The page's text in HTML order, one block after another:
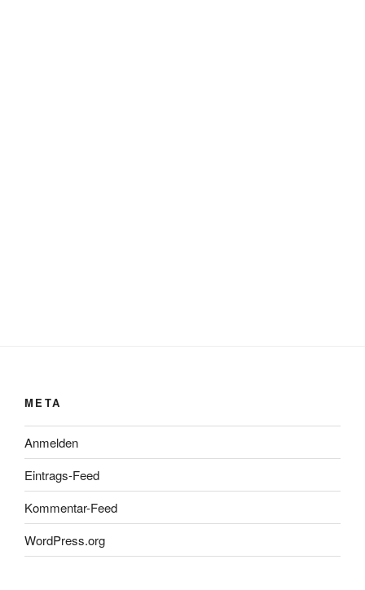
META
Anmelden
Eintrags-Feed
Kommentar-Feed
WordPress.org